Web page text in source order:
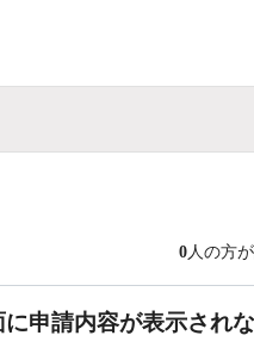
0人の方
申請内容が表示されな